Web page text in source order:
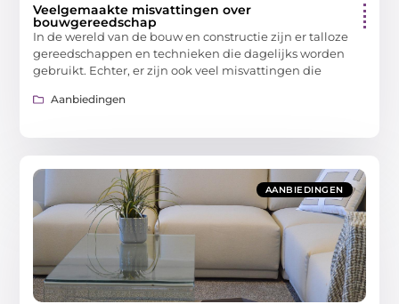
Veelgemaakte misvattingen over
bouwgereedschap
In de wereld van de bouw en constructie zijn er talloze
gereedschappen en technieken die dagelijks worden
gebruikt. Echter, er zijn ook veel misvattingen die
Aanbiedingen
AANBIEDINGEN